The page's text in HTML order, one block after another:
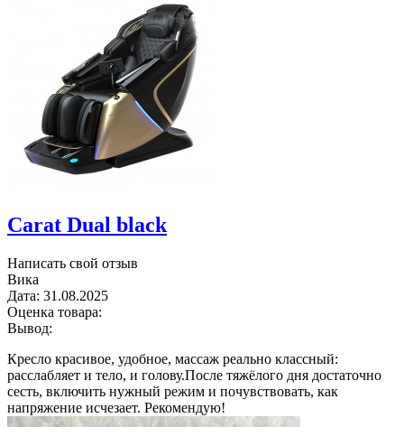
Carat Dual black
Написать свой отзыв
Вика
Дата: 31.08.2025
Оценка товара:
Вывод:
Кресло красивое, удобное, массаж реально классный:
расслабляет и тело, и голову.После тяжёлого дня достаточно
сесть, включить нужный режим и почувствовать, как
напряжение исчезает. Рекомендую!